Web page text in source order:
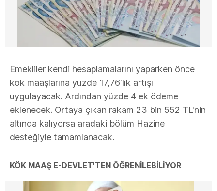
Emekliler kendi hesaplamalarını yaparken önce
kök maaşlarına yüzde 17,76'lık artışı
uygulayacak. Ardından yüzde 4 ek ödeme
eklenecek. Ortaya çıkan rakam 23 bin 552 TL'nin
altında kalıyorsa aradaki bölüm Hazine
desteğiyle tamamlanacak.
KÖK MAAŞ E-DEVLET'TEN ÖĞRENİLEBİLİYOR